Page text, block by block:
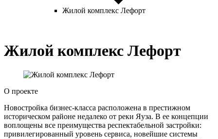
Жилой комплекс Лефорт
Жилой комплекс Лефорт
О проекте
Новостройка бизнес-класса расположена в престижном
историческом районе недалеко от реки Яуза. В ее концепции
воплощены все преимущества респектабельной застройки:
привилегированный уровень сервиса, новейшие системы